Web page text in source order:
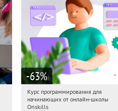
-63%
03:20:05 Получили:
Россия
Курс программирования для
начинающих от онлайн-школы
Onskills